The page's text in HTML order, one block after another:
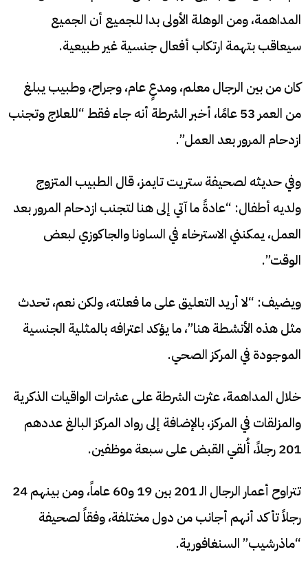
المداهمة، ومن الوهلة الأولى بدا للجميع أن الجميع
سيعاقب بتهمة ارتكاب أفعال جنسية غير طبيعية.
كان من بين الرجال معلم، ومدعٍ عام، وجراح، وطبيب يبلغ
من العمر 53 عامًا، أخبر الشرطة أنه جاء فقط “للعلاج وتجنب
ازدحام المرور بعد العمل”.
وفي حديثه لصحيفة ستريت تايمز، قال الطبيب المتزوج
ولديه أطفال: “عادةً ما آتي إلى هنا لتجنب ازدحام المرور بعد
العمل، يمكنني الاسترخاء في الساونا والجاكوزي لبعض
الوقت”.
ويضيف: “لا أريد التعليق على ما فعلته، ولكن نعم، تحدث
مثل هذه الأنشطة هنا”، ما يؤكد اعترافه بالمثلية الجنسية
الموجودة في المركز الصحي.
خلال المداهمة، عثرت الشرطة على عشرات الواقيات الذكرية
والمزلقات في المركز، بالإضافة إلى رواد المركز البالغ عددهم
201 رجلاً، أُلقي القبض على سبعة موظفين.
تتراوح أعمار الرجال الـ 201 بين 19 و60 عاماً، ومن بينهم 24
رجلاً تأكد أنهم أجانب من دول مختلفة، وفقاً لصحيفة
“ماذرشيب” السنغافورية.